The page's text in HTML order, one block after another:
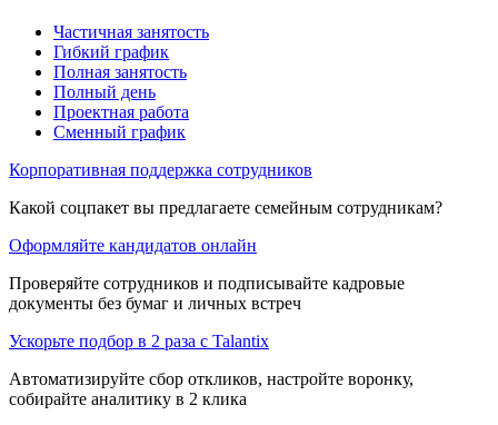
Частичная занятость
Гибкий график
Полная занятость
Полный день
Проектная работа
Сменный график
Корпоративная поддержка сотрудников
Какой соцпакет вы предлагаете семейным сотрудникам?
Оформляйте кандидатов онлайн
Проверяйте сотрудников и подписывайте кадровые
документы без бумаг и личных встреч
Ускорьте подбор в 2 раза с Talantix
Автоматизируйте сбор откликов, настройте воронку,
собирайте аналитику в 2 клика